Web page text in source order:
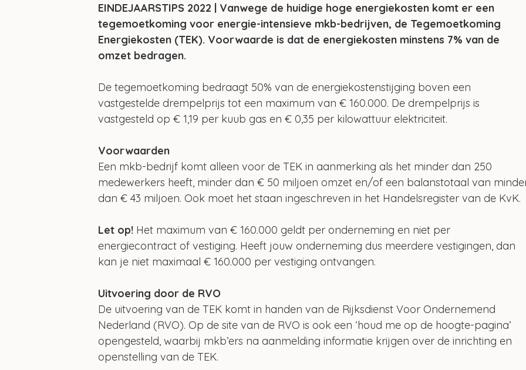
EINDEJAARSTIPS 2022 | Vanwege de huidige hoge energiekosten komt er een
tegemoetkoming voor energie-intensieve mkb-bedrijven, de Tegemoetkoming
Energiekosten (TEK). Voorwaarde is dat de energiekosten minstens 7% van de
omzet bedragen.
De tegemoetkoming bedraagt 50% van de energiekostenstijging boven een
vastgestelde drempelprijs tot een maximum van € 160.000. De drempelprijs is
vastgesteld op € 1,19 per kuub gas en € 0,35 per kilowattuur elektriciteit.
Voorwaarden
Een mkb-bedrijf komt alleen voor de TEK in aanmerking als het minder dan 250
medewerkers heeft, minder dan € 50 miljoen omzet en/of een balanstotaal van
dan € 43 miljoen. Ook moet het staan ingeschreven in het Handelsregister van de KvK.
Let op! Het maximum van € 160.000 geldt per onderneming en niet per
energiecontract of vestiging. Heeft jouw onderneming dus meerdere vestigingen, dan
kan je niet maximaal € 160.000 per vestiging ontvangen.
Uitvoering door de RVO
De uitvoering van de TEK komt in handen van de Rijksdienst Voor Ondernemend
Nederland (RVO). Op de site van de RVO is ook een ‘houd me op de hoogte-pagina’
opengesteld, waarbij mkb’ers na aanmelding informatie krijgen over de inrichting en
openstelling van de TEK.